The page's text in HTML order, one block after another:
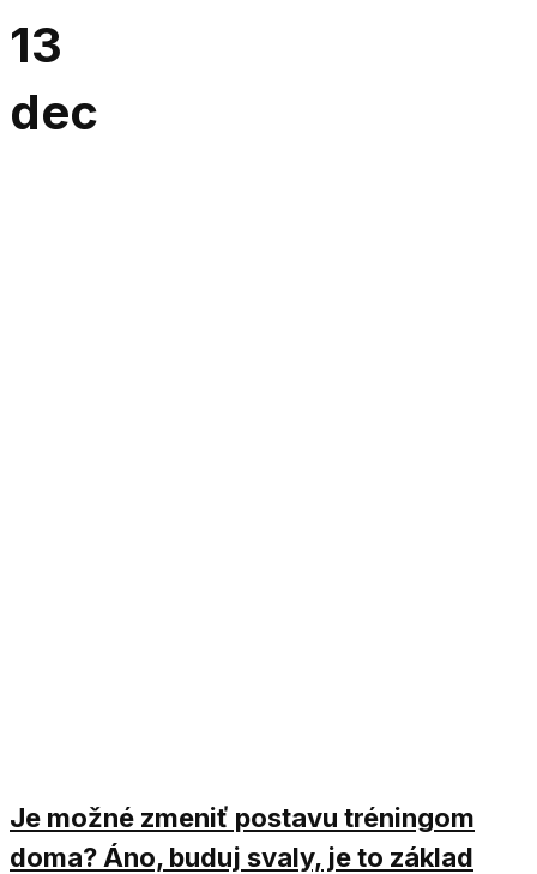
13
dec
Je možné zmeniť postavu tréningom
doma? Áno, buduj svaly, je to základ